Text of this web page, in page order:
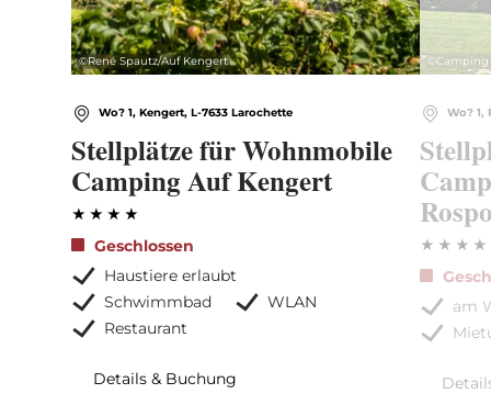
©René Spautz/Auf Kengert
Wo? 1, Kengert, L-7633 Larochette
Stellplätze für Wohnmobile
Camping Auf Kengert
Geschlossen
Haustiere erlaubt
Schwimmbad
WLAN
Restaurant
Details & Buchung
©
Wo? 1,
am